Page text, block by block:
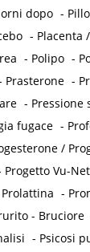
dopo -
- Placenta
- Polipo -
Prasterone -
- Pressione
fugace -
/
Progetto Vu-
Prolattina -
- Bruciore
- Psicosi